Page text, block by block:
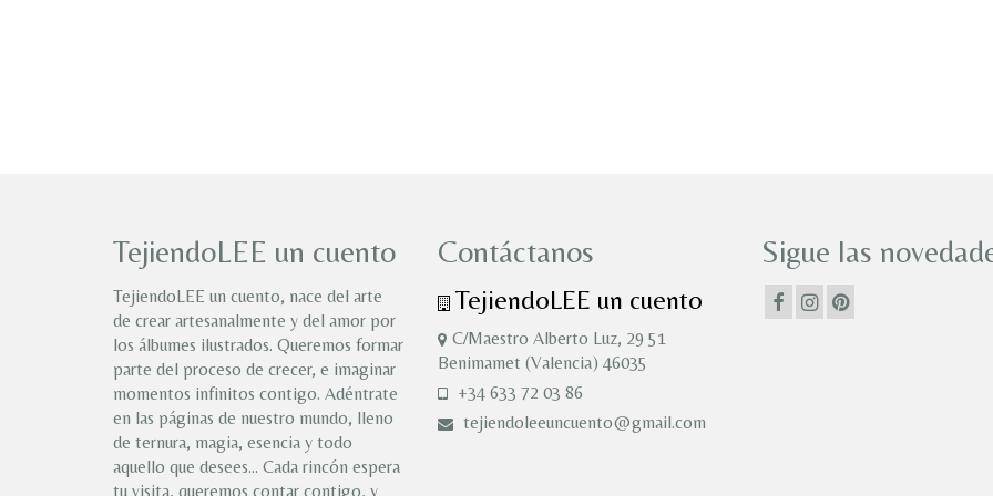
TejiendoLEE un cuento
TejiendoLEE un cuento, nace del arte
de crear artesanalmente y del amor por
los álbumes ilustrados. Queremos formar
parte del proceso de crecer, e imaginar
momentos infinitos contigo. Adéntrate
en las páginas de nuestro mundo, lleno
de ternura, magia, esencia y todo
aquello que desees… Cada rincón espera
tu visita, queremos contar contigo, y
Contáctanos
TejiendoLEE un cuento
C/Maestro Alberto Luz, 29 51
Benimamet (Valencia) 46035
+34 633 72 03 86
tejiendoleeuncuento@gmail.com
Sigue las